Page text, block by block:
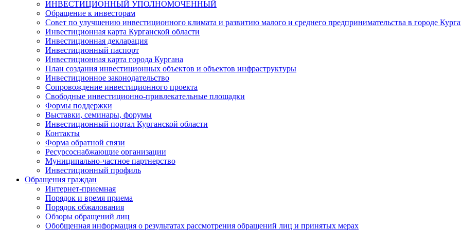
ИНВЕСТИЦИОННЫЙ УПОЛНОМОЧЕННЫЙ
Обращение к инвесторам
Совет по улучшению инвестиционного климата и развитию малого и среднего предпринимательства в городе
Инвестиционная карта Курганской области
Инвестиционная декларация
Инвестиционный паспорт
Инвестиционная карта города Кургана
План создания инвестиционных объектов и объектов инфраструктуры
Инвестиционное законодательство
Сопровождение инвестиционного проекта
Свободные инвестиционно-привлекательные площадки
Формы поддержки
Выставки, семинары, форумы
Инвестиционный портал Курганской области
Контакты
Форма обратной связи
Ресурсоснабжающие организации
Муниципально-частное партнерство
Инвестиционный профиль
Обращения граждан
Интернет-приемная
Порядок и время приема
Порядок обжалования
Обзоры обращений лиц
Обобщенная информация о результатах рассмотрения обращений лиц и принятых мерах